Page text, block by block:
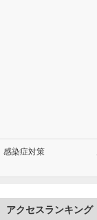
感染症対策
アクセスランキング